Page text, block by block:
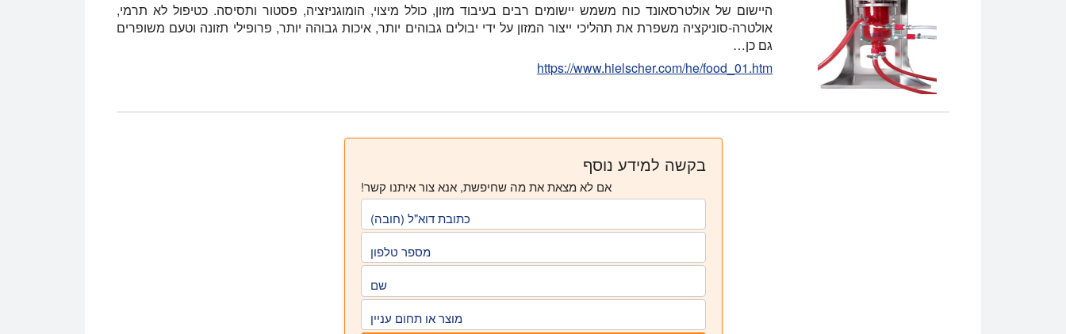
היישום של אולטרסאונד כוח משמש יישומים רבים בעיבוד מזון, כולל מיצוי, הומוגניזציה, פסטור ותסיסה. כטיפול לא תרמי,
אולטרה-סוניקציה משפרת את תהליכי ייצור המזון על ידי יבולים גבוהים יותר, איכות גבוהה יותר, פרופילי תזונה וטעם משופרים
גם כן…
https://www.hielscher.com/he/food_01.htm
בקשה למידע נוסף
אם לא מצאת את מה שחיפשת, אנא צור איתנו קשר!
כתובת דוא"ל (חובה)
מספר טלפון
שם
מוצר או תחום עניין